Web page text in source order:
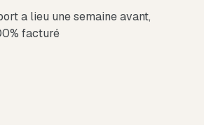
a lieu une semaine avant,
facturé